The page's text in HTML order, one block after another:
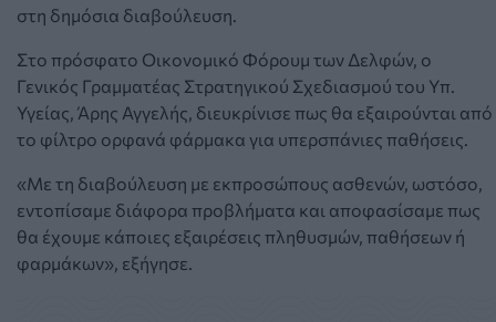
στη δημόσια διαβούλευση.
Στο πρόσφατο Οικονομικό Φόρουμ των Δελφών, ο
Γενικός Γραμματέας Στρατηγικού Σχεδιασμού του Υπ.
Υγείας, Άρης Αγγελής, διευκρίνισε πως θα εξαιρούνται από
το φίλτρο ορφανά φάρμακα για υπερσπάνιες παθήσεις.
«Με τη διαβούλευση με εκπροσώπους ασθενών, ωστόσο,
εντοπίσαμε διάφορα προβλήματα και αποφασίσαμε πως
θα έχουμε κάποιες εξαιρέσεις πληθυσμών, παθήσεων ή
φαρμάκων», εξήγησε.